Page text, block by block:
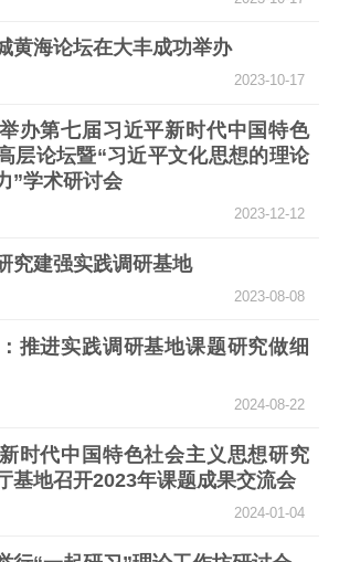
辑注册
业务申报系统
黄海论坛在大丰成功举办
2023-10-17
办第七届习近平新时代中国特色
层论坛暨“习近平文化思想的理论
”学术研讨会
2023-12-12
究建强实践调研基地
2023-08-08
推进实践调研基地课题研究做细
2024-08-22
时代中国特色社会主义思想研究
基地召开2023年课题成果交流会
2024-01-04